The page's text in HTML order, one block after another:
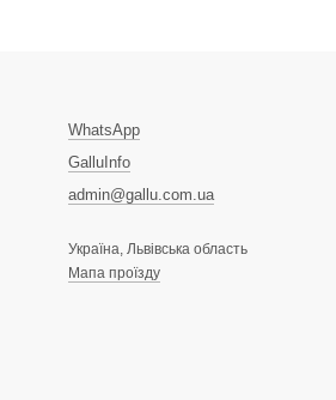
WhatsApp
GalluInfo
admin@gallu.com.ua
Україна, Львівська область
Мапа проїзду